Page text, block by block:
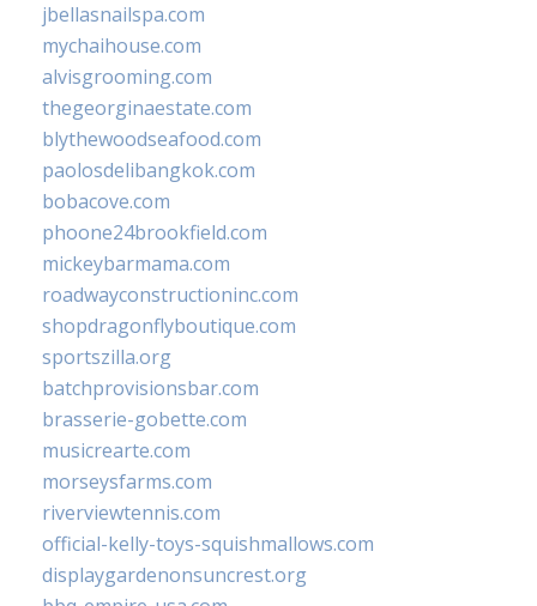
jbellasnailspa.com
mychaihouse.com
alvisgrooming.com
thegeorginaestate.com
blythewoodseafood.com
paolosdelibangkok.com
bobacove.com
phoone24brookfield.com
mickeybarmama.com
roadwayconstructioninc.com
shopdragonflyboutique.com
sportszilla.org
batchprovisionsbar.com
brasserie-gobette.com
musicrearte.com
morseysfarms.com
riverviewtennis.com
official-kelly-toys-squishmallows.com
displaygardenonsuncrest.org